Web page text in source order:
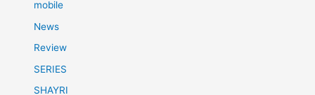
mobile
News
Review
SERIES
SHAYRI